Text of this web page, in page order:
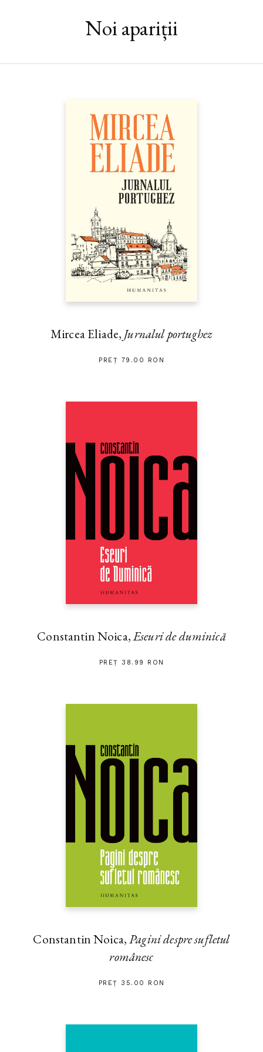
înţelegem mare parte e greşit. Cred că nu putem supravieţui
vieţii – asta, cel puţin, e evident! –, dar, dacă avem noroc, îi
să inventez o lume dincolo de aceasta, fiindcă lumea aceasta mi
mai bine decât atunci când am sosit în ea. Mai mult, fărâma mea
de cunoaştere s-a adăugat restului de cunoaştere acumulată de-a
lungul istoriei – s-a adăugat, cum s-ar zice, marii biblioteci. Nu e
puţin lucru... Oricine poate spune asta a trăit o viaţă norocoasă.“
(Alma Whittaker, eroina lui Elizabeth Gilbert)
(Bookaholic.ro, iulie 2014)
Noi apariții
Mircea Eliade, Jurnalul portughez
PREȚ 79.00 RON
Constantin Noica,Eseuri de duminică
PREȚ 38.99 RON
Constantin Noica,Pagini despre sufletul
românesc
PREȚ 35.00 RON